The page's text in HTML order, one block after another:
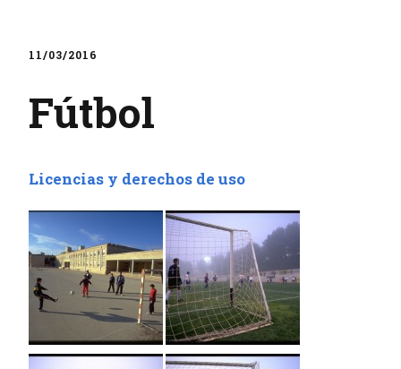
11/03/2016
Fútbol
Licencias y derechos de uso